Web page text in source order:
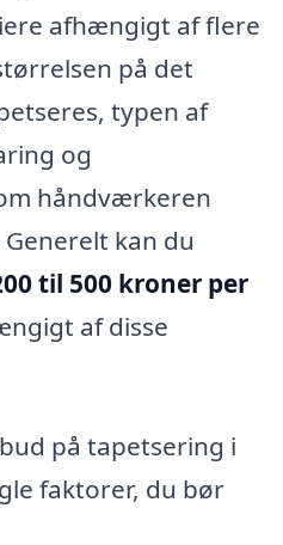
afhængigt af flere
på det
typen af
og
håndværkeren
kan du
til 500 kroner per
af disse
på tapetsering i
faktorer, du bør